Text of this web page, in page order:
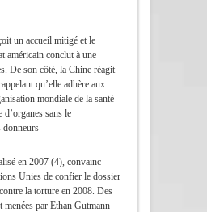
un accueil mitigé et le
américain conclut à une
De son côté, la Chine réagit
qu’elle adhère aux
mondiale de la santé
sans le
en 2007 (4), convainc
Unies de confier le dossier
la torture en 2008. Des
par Ethan Gutmann